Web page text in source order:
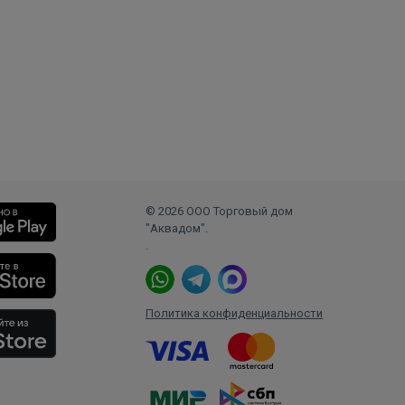
© 2026 ООО Торговый дом
"Аквадом".
.
Политика конфиденциальности